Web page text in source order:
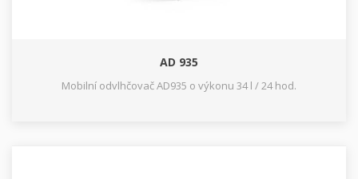
AD 935
Mobilní odvlhčovač AD935 o výkonu 34 l / 24 hod.